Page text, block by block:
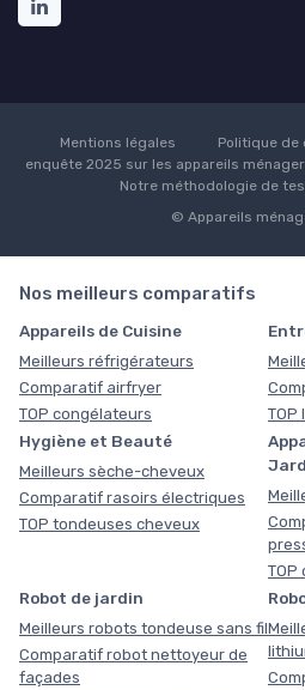
Mentions légales Politique
enquête 2025 sur les appareils
Notre méthodologie de
© Appareils
Nos meilleurs comparatifs
Appareils de Cuisine
Meilleurs réfrigérateurs
Comparatif airfryer
TOP congélateurs
TOP
Hygiène et Beauté
Meilleurs sèche-cheveux
Comparatif rasoirs électriques
TOP tondeuses cheveux
TOP
Robot de jardin
Meilleurs robots tondeuse sans fil
Comparatif robot nettoyeur de
façades